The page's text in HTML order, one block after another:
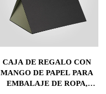
CAJA DE REGALO CON
MANGO DE PAPEL PARA
EMBALAJE DE ROPA,